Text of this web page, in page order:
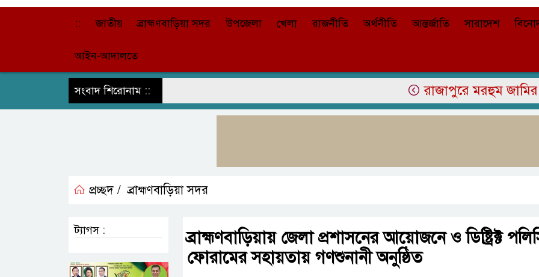
:: জাতীয় ব্রাহ্মণবাড়িয়া সদর উপজেলা খেলা রাজনীতি অর্থনীতি আন্তর্জাতি সারাদেশ
আইন-আদালতে
সংবাদ শিরোনাম :: রাজাপুরে মরহুম জামির
প্রচ্ছদ / ব্রাহ্মণবাড়িয়া সদর
ব্রাহ্মণবাড়িয়ায় জেলা প্রশাসনের আয়োজনে ও ডিষ্ট্রিক্ট
ফোরামের সহায়তায় গণশুনানী অনুষ্ঠিত
ট্যাগস :